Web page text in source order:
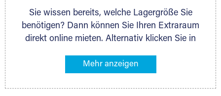
Sie wissen bereits, welche Lagergröße Sie
benötigen? Dann können Sie Ihren Extraraum
direkt online mieten. Alternativ klicken Sie in
Gegenstände an, die Sie einlagern möchten –
ermittelt. Natürlich steht Ihnen Ihr Extraraum